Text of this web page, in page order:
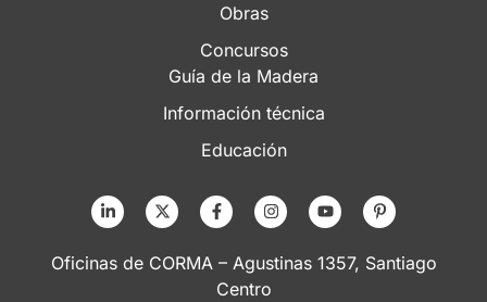
Obras
Concursos
Guía de la Madera
Información técnica
Educación
Oficinas de CORMA – Agustinas 1357, Santiago
Centro